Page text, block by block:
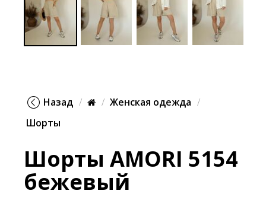
Назад
Женская одежда
Шорты
Шорты AMORI 5154
бежевый